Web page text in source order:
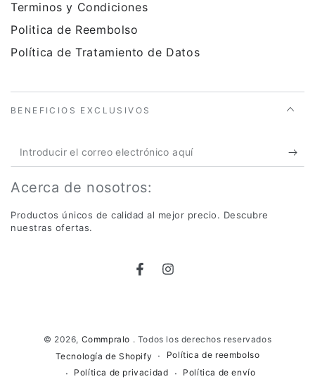
Terminos y Condiciones
Politica de Reembolso
Política de Tratamiento de Datos
BENEFICIOS EXCLUSIVOS
Introducir
el
correo
electrónico
Acerca de nosotros:
Productos únicos de calidad al mejor precio. Descubre
nuestras ofertas.
FacebookInstagram
© 2026, Commpralo . Todos los derechos reservados
Tecnología de Shopify
Política de reembolso
Política de privacidad
Política de envío